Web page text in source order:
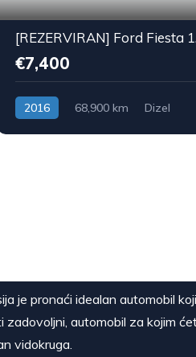
[REZERVIRAN] Ford Fiesta
€7,400
2016 68,900 km Dizel
je pronaći idealan automobil
automobil za kojim
vidokruga.